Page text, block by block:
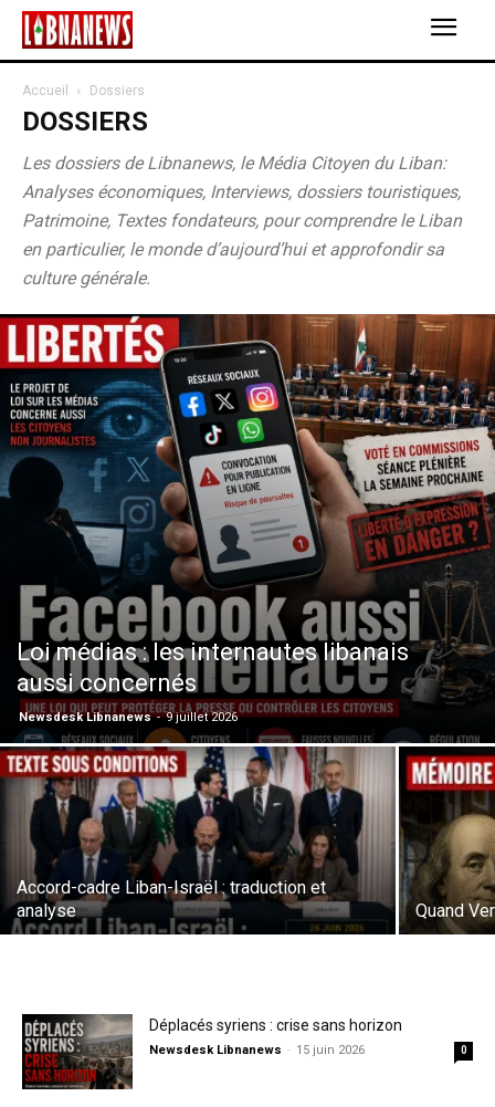
Accueil Dossiers
DOSSIERS
Les dossiers de Libnanews, le Média Citoyen du Liban:
Analyses économiques, Interviews, dossiers touristiques,
Patrimoine, Textes fondateurs, pour comprendre le Liban
en particulier, le monde d’aujourd’hui et approfondir sa
culture générale.
Loi médias : les internautes libanais
aussi concernés
Newsdesk Libnanews - 9 juillet 2026
Accord-cadre Liban-Israël : traduction et
analyse
Quand
Déplacés syriens : crise sans horizon
Newsdesk Libnanews - 15 juin 2026 0